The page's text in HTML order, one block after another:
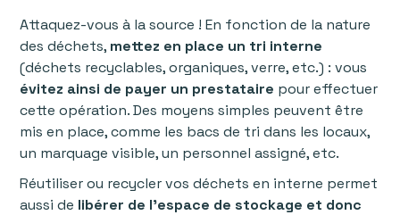
Attaquez-vous à la source ! En fonction de la nature
des déchets, mettez en place un tri interne
(déchets recyclables, organiques, verre, etc.) : vous
évitez ainsi de payer un prestataire pour effectuer
cette opération. Des moyens simples peuvent être
mis en place, comme les bacs de tri dans les locaux,
un marquage visible, un personnel assigné, etc.
Réutiliser ou recycler vos déchets en interne permet
aussi de libérer de l’espace de stockage et donc